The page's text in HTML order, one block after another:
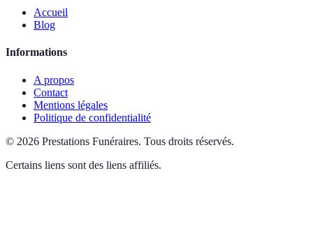
Accueil
Blog
Informations
A propos
Contact
Mentions légales
Politique de confidentialité
© 2026 Prestations Funéraires. Tous droits réservés.
Certains liens sont des liens affiliés.